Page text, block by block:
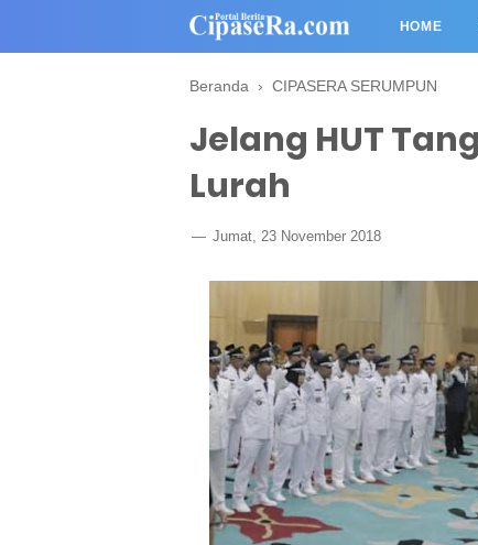
HOME
Beranda › CIPASERA SERUMPUN
Jelang HUT
Lurah
Jumat, 23 November 2018